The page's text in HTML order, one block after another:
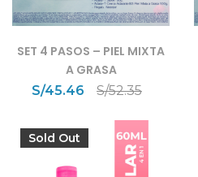
SET 4 PASOS – PIEL MIXTA
A GRASA
S/52.35
S/45.46
Sold Out